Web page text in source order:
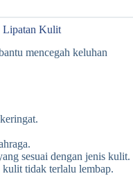
Lipatan Kulit
mencegah keluhan
sesuai dengan jenis kulit.
kulit tidak terlalu lembap.